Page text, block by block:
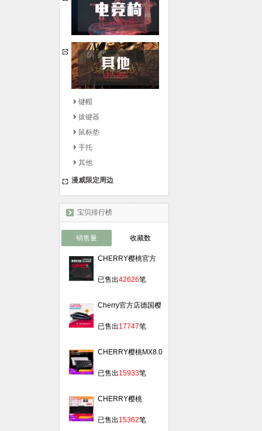
键帽
拔键器
鼠标垫
手托
其他
漫威限定周边
宝贝排行榜
销售量 收藏数
CHERRY樱桃官方
游戏鼠标垫加长桌垫
已售出42626笔
Cherry官方店德国樱
发光USB有线游戏办
已售出17747笔
CHERRY樱桃MX8.0
合金游戏机械键盘黑
已售出15933笔
CHERRY樱桃
盘黑轴青轴茶轴红轴
已售出15362笔